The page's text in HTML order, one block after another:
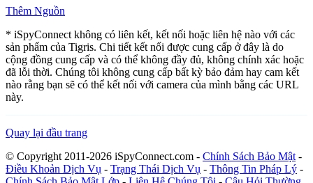
Thêm Nguồn
* iSpyConnect không có liên kết, kết nối hoặc liên hệ nào với các
sản phẩm của Tigris. Chi tiết kết nối được cung cấp ở đây là do
cộng đồng cung cấp và có thể không đầy đủ, không chính xác hoặc
đã lỗi thời. Chúng tôi không cung cấp bất kỳ bảo đảm hay cam kết
nào rằng bạn sẽ có thể kết nối với camera của mình bằng các URL
này.
Quay lại đầu trang
© Copyright 2011-2026 iSpyConnect.com - Chính Sách Bảo Mật -
Điều Khoản Dịch Vụ - Trạng Thái Dịch Vụ - Thông Tin Pháp Lý -